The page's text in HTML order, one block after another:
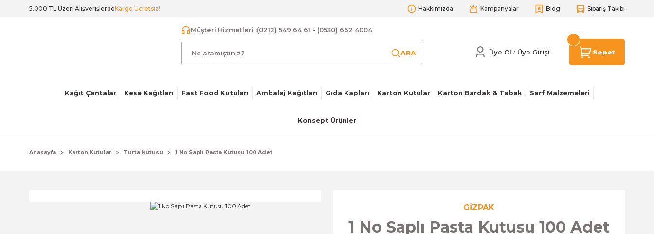
5.000 TL Üzeri AlışverişlerdeKargo Ücretsiz! Hakkımızda Kampanyalar Blog Sipariş Takibi
Müşteri Hizmetleri :(0212) 549 64 61 - (0530) 662 4004
ARA Üye Ol / Üye Girişi Sepet
Kağıt Çantalar Kese Kağıtları Fast Food Kutuları Ambalaj Kağıtları Gıda Kapları Karton Kutular Karton Bardak & Tabak Sarf Malzemeleri
Konsept Ürünler
Anasayfa Karton Kutular Turta Kutusu 1 No Saplı Pasta Kutusu 100 Adet
GİZPAK
1 No Saplı Pasta Kutusu 100 Adet